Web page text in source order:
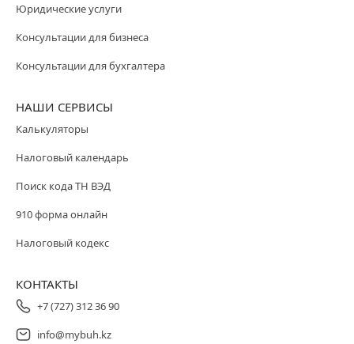
Юридические услуги
Консультации для бизнеса
Консультации для бухгалтера
НАШИ СЕРВИСЫ
Калькуляторы
Налоговый календарь
Поиск кода ТН ВЭД
910 форма онлайн
Налоговый кодекс
КОНТАКТЫ
+7 (727) 312 36 90
info@mybuh.kz